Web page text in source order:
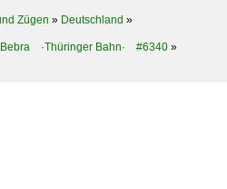
Zügen » Deutschland »
·Thüringer Bahn· #6340 »